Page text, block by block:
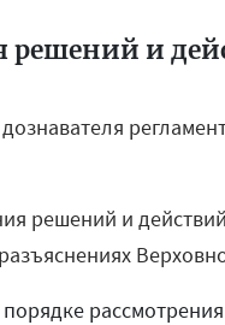
и
решений и